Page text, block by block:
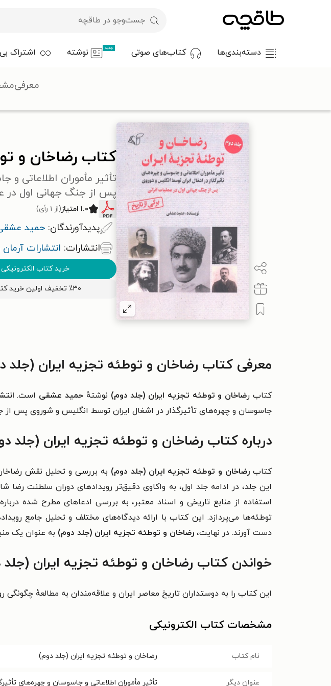
دسته‌بندی‌ها کتاب‌های صوتی جدید نوشته اشتراک
کتاب رضاخان و
تأثیر مأموران اطلاعاتی
پس از جنگ جهانی اول در
۱.۰ امتیاز (از ۱ رأی)
پدیدآورندگان: حمید
انتشارات: انتشارات
خرید کتاب الکترونیکی
٪۳۰ تخفیف اولین خرید کتاب با کد
معرفی
معرفی کتاب رضاخان و توطئه تجزیه ایران (جلد
کتاب رضاخان و توطئه تجزیه ایران (جلد دوم) نوشتهٔ حمید عشقی است.
جاسوسان و چهره‌های تأثیرگذار در اشغال ایران توسط انگلیس و شوروی پس
درباره کتاب رضاخان و توطئه تجزیه ایران (جلد
کتاب رضاخان و توطئه تجزیه ایران (جلد دوم) به بررسی و تحلیل نقش
این جلد، در ادامه جلد اول، به واکاوی دقیق‌تر رویدادهای دوران سلطنت رضا
استفاده از منابع تاریخی و اسناد معتبر، به بررسی ادعاهای مطرح شده
توطئه‌ها می‌پردازد. این کتاب با ارائه دیدگاه‌های مختلف و تحلیل جامع
دست آورند. در نهایت، رضاخان و توطئه تجزیه ایران (جلد دوم) به عنوان یک
خواندن کتاب رضاخان و توطئه تجزیه ایران
این کتاب را به دوستداران تاریخ معاصر ایران و علاقه‌مندان به مطالعهٔ
مشخصات کتاب الکترونیکی
نام کتاب رضاخان و توطئه تجزیه ایران (جلد دوم)
عنوان دیگر تأثیر مأموران اطلاعاتی و جاسوسان و چهره‌های